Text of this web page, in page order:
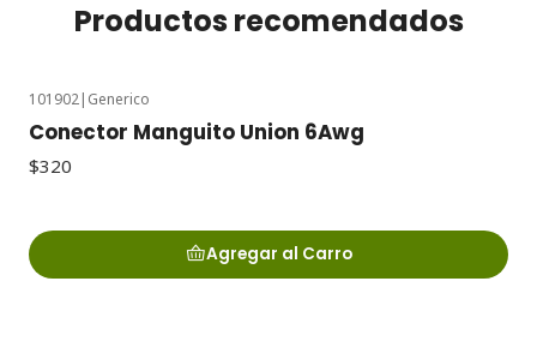
Productos recomendados
101902| Generico
Conector Manguito Union 6Awg
$320
Agregar al Carro